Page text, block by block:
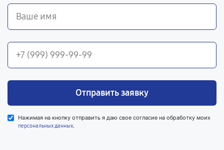
Отправить заявку
Нажимая на кнопку отправить я даю свое согласие на обработку моих
персональных данных.